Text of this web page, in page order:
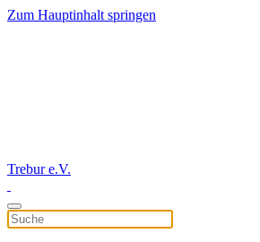
Zum Hauptinhalt springen
Trebur e.V.